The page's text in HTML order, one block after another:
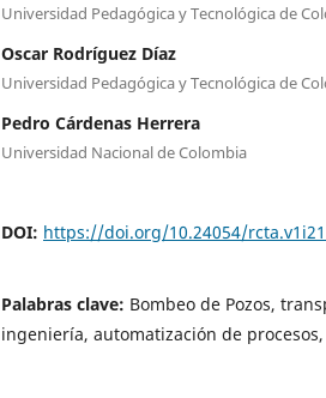
Universidad Pedagógica y Tecnológica de
Oscar Rodríguez Díaz
Universidad Pedagógica y Tecnológica de
Pedro Cárdenas Herrera
Universidad Nacional de Colombia
DOI: https://doi.org/10.24054/
Palabras clave: Bombeo de Pozos,
ingeniería, automatización de